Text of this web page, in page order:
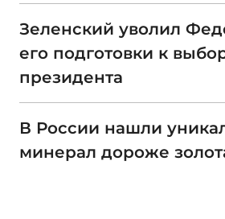
Зеленский уволил
его подготовки к
президента
В России нашли
минерал дороже